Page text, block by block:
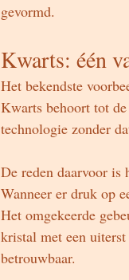
gevormd.
Kwarts: één
Het bekendste
Kwarts behoort tot
technologie zonder
De reden daarvoor is
Wanneer er druk op
Het omgekeerde
kristal met een
betrouwbaar.